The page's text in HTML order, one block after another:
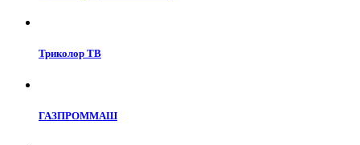
Триколор ТВ
ГАЗПРОММАШ